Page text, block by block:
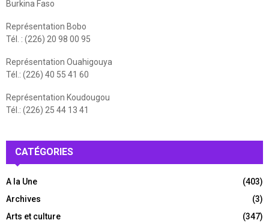
Burkina Faso
Représentation Bobo
Tél. : (226) 20 98 00 95
Représentation Ouahigouya
Tél.: (226) 40 55 41 60
Représentation Koudougou
Tél.: (226) 25 44 13 41
CATÉGORIES
A la Une
(403)
Archives
(3)
Arts et culture
(347)